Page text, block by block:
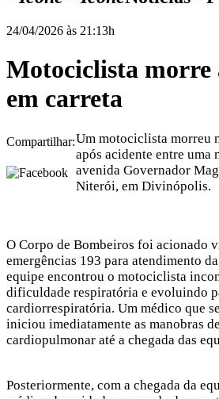
24/04/2026 às 21:13h
Motociclista morre
em carreta
Compartilhar:Um motociclista morreu
após acidente entre uma
avenida Governador
Niterói, em Divinópolis.
O Corpo de Bombeiros foi acionado
emergências 193 para atendimento
equipe encontrou o motociclista
dificuldade respiratória e evoluindo
cardiorrespiratória. Um médico que
iniciou imediatamente as manobras
cardiopulmonar até a chegada das
Posteriormente, com a chegada da